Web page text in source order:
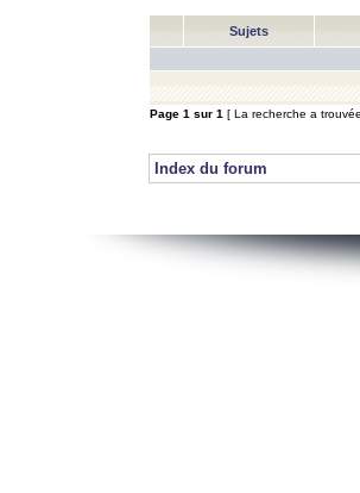
Sujets
Page 1 sur 1 [ La recherche a
Index du forum